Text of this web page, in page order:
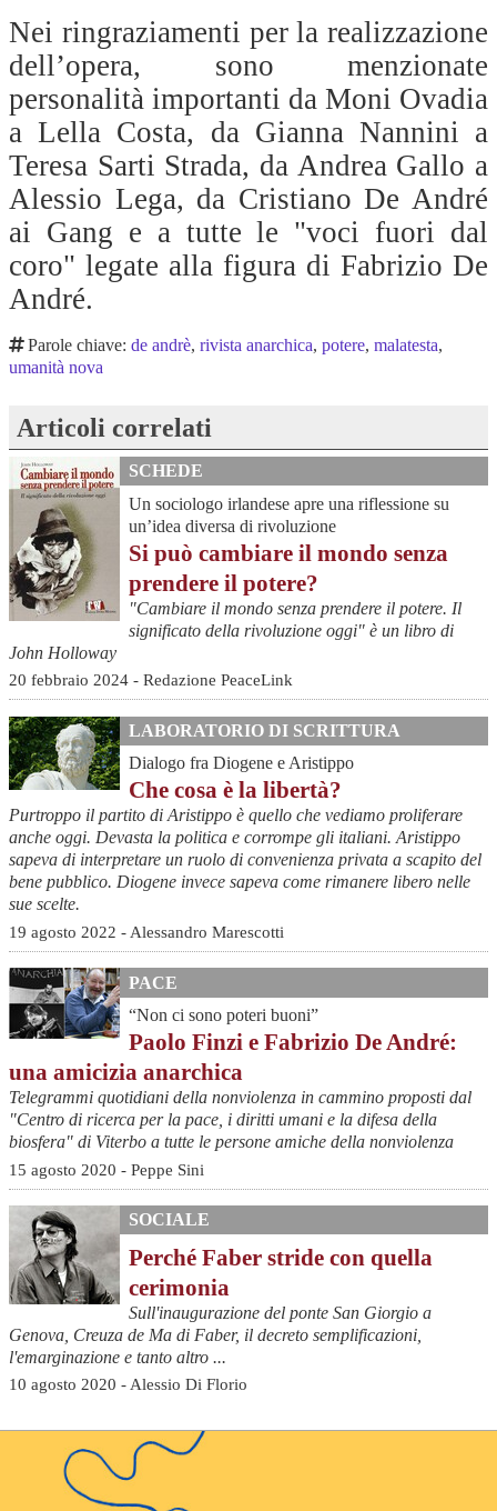
Nei ringraziamenti per la realizzazione
dell’opera, sono menzionate
personalità importanti da Moni Ovadia
a Lella Costa, da Gianna Nannini a
Teresa Sarti Strada, da Andrea Gallo a
Alessio Lega, da Cristiano De André
ai Gang e a tutte le "voci fuori dal
coro" legate alla figura di Fabrizio De
André.
Parole chiave:de andrè,rivista anarchica,potere,malatesta,
umanità nova
Articoli correlati
SCHEDE
Un sociologo irlandese apre una riflessione su
un’idea diversa di rivoluzione
Si può cambiare il mondo senza
prendere il potere?
"Cambiare il mondo senza prendere il potere. Il
significato della rivoluzione oggi" è un libro di
John Holloway
20 febbraio 2024 - Redazione PeaceLink
LABORATORIO DI SCRITTURA
Dialogo fra Diogene e Aristippo
Che cosa è la libertà?
Purtroppo il partito di Aristippo è quello che vediamo proliferare
anche oggi. Devasta la politica e corrompe gli italiani. Aristippo
sapeva di interpretare un ruolo di convenienza privata a scapito del
bene pubblico. Diogene invece sapeva come rimanere libero nelle
sue scelte.
19 agosto 2022 - Alessandro Marescotti
PACE
“Non ci sono poteri buoni”
Paolo Finzi e Fabrizio De André:
una amicizia anarchica
Telegrammi quotidiani della nonviolenza in cammino proposti dal
"Centro di ricerca per la pace, i diritti umani e la difesa della
biosfera" di Viterbo a tutte le persone amiche della nonviolenza
15 agosto 2020 - Peppe Sini
SOCIALE
Perché Faber stride con quella
cerimonia
Sull'inaugurazione del ponte San Giorgio a
Genova, Creuza de Ma di Faber, il decreto semplificazioni,
l'emarginazione e tanto altro ...
10 agosto 2020 - Alessio Di Florio